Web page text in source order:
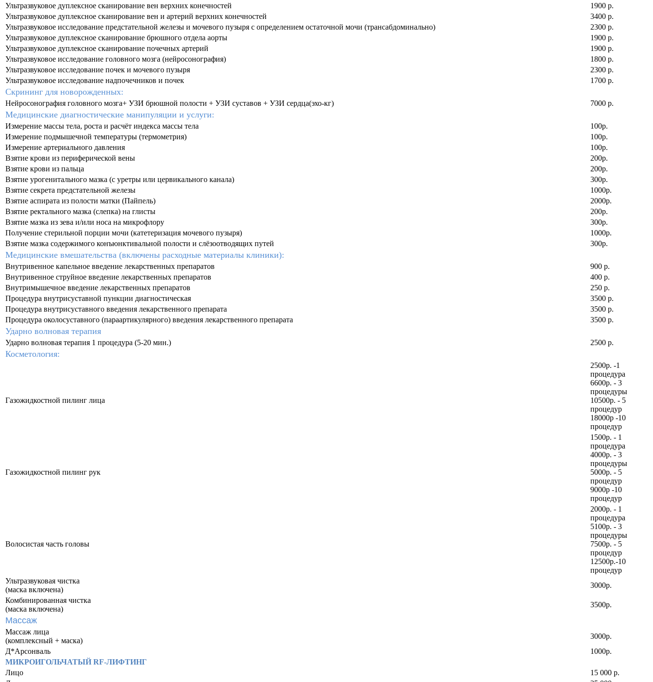
Ультразвуковое дуплексное сканирование вен верхних конечностей
1900 р.
Ультразвуковое дуплексное сканирование вен и артерий верхних конечностей
3400 р.
Ультразвуковое исследование предстательной железы и мочевого пузыря с определением остаточной мочи (трансабдоминально)
2300 р.
Ультразвуковое дуплексное сканирование брюшного отдела аорты
1900 р.
Ультразвуковое дуплексное сканирование почечных артерий
1900 р.
Ультразвуковое исследование головного мозга (нейросонография)
1800 р.
Ультразвуковое исследование почек и мочевого пузыря
2300 р.
Ультразвуковое исследование надпочечников и почек
1700 р.
Скрининг для новорожденных:
Нейросонография головного мозга+ УЗИ брюшной полости + УЗИ суставов + УЗИ сердца(эхо-кг) 7000 р.
Медицинские диагностические манипуляции и услуги:
Измерение массы тела, роста и расчёт индекса массы тела
100р.
Измерение подмышечной температуры (термометрия)
100р.
Измерение артериального давления
100р.
Взятие крови из периферической вены
200р.
Взятие крови из пальца
200р.
Взятие урогенитального мазка (с уретры или цервикального канала)
300р.
Взятие секрета предстательной железы
1000р.
Взятие аспирата из полости матки (Пайпель)
2000р.
Взятие ректального мазка (слепка) на глисты
200р.
Взятие мазка из зева и/или носа на микрофлору
300р.
Получение стерильной порции мочи (катетеризация мочевого пузыря)
1000р.
Взятие мазка содержимого конъюнктивальной полости и слёзоотводящих путей
300р.
Медицинские вмешательства (включены расходные материалы клиники):
Внутривенное капельное введение лекарственных препаратов
900 р.
Внутривенное струйное введение лекарственных препаратов
400 р.
Внутримышечное введение лекарственных препаратов
250 р.
Процедура внутрисуставной пункции диагностическая
3500 р.
Процедура внутрисуставного введения лекарственного препарата
3500 р.
Процедура околосуставного (параартикулярного) введения лекарственного препарата
3500 р.
Ударно волновая терапия
Ударно волновая терапия 1 процедура (5-20 мин.) 2500 р.
Косметология:
Газожидкостной пилинг лица
2500р. -1
процедура
6600р. - 3
процедуры
10500р. - 5
процедур
18000р -10
процедур
Газожидкостной пилинг рук
1500р. - 1
процедура
4000р. - 3
процедуры
5000р. - 5
процедур
9000р -10
процедур
Волосистая часть головы
2000р. - 1
процедура
5100р. - 3
процедуры
7500р. - 5
процедур
12500р.-10
процедур
Ультразвуковая чистка
(маска включена)
3000р.
Комбинированная чистка
(маска включена)
3500р.
Массаж
Массаж лица
(комплексный + маска)
3000р.
Д*Арсонваль
1000р.
МИКРОИГОЛЬЧАТЫЙ RF-ЛИФТИНГ
Лицо
15 000 р.